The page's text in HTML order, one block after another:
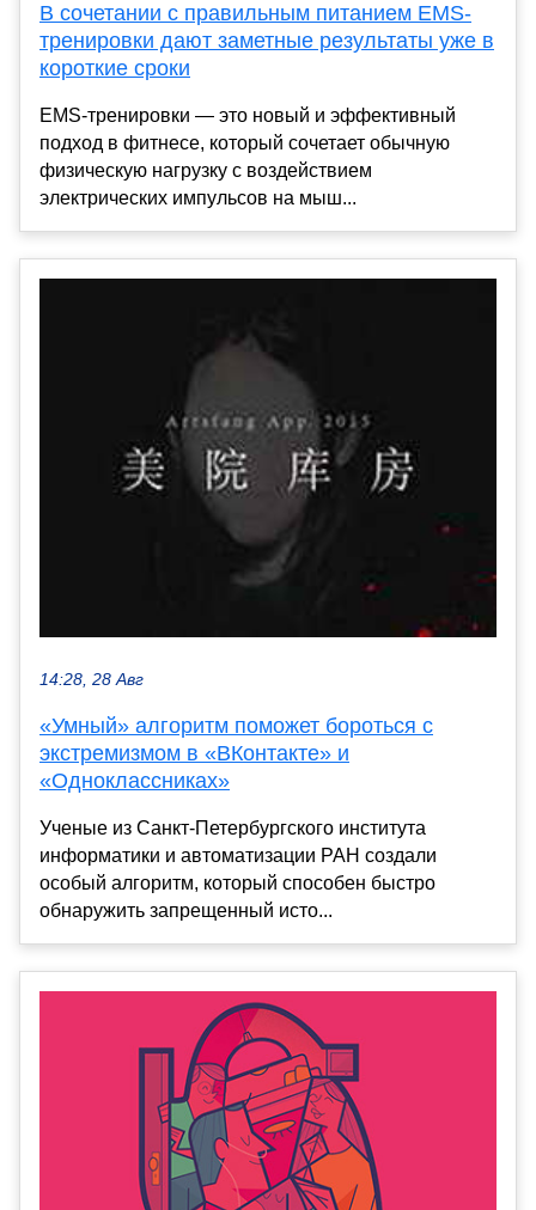
В сочетании с правильным питанием EMS-
тренировки дают заметные результаты уже в
короткие сроки
EMS-тренировки — это новый и эффективный
подход в фитнесе, который сочетает обычную
физическую нагрузку с воздействием
электрических импульсов на мыш...
14:28, 28 Авг
«Умный» алгоритм поможет бороться с
экстремизмом в «ВКонтакте» и
«Одноклассниках»
Ученые из Санкт-Петербургского института
информатики и автоматизации РАН создали
особый алгоритм, который способен быстро
обнаружить запрещенный исто...